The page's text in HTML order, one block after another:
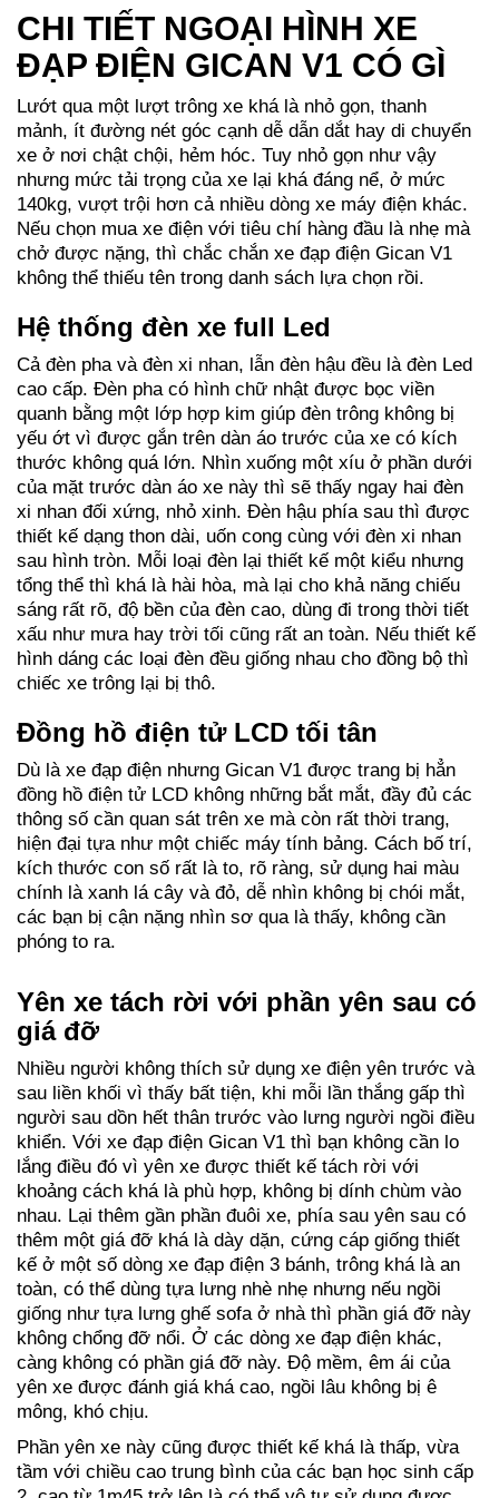
CHI TIẾT NGOẠI HÌNH XE
ĐẠP ĐIỆN GICAN V1 CÓ GÌ
Lướt qua một lượt trông xe khá là nhỏ gọn, thanh
mảnh, ít đường nét góc cạnh dễ dẫn dắt hay di chuyển
xe ở nơi chật chội, hẻm hóc. Tuy nhỏ gọn như vậy
nhưng mức tải trọng của xe lại khá đáng nể, ở mức
140kg, vượt trội hơn cả nhiều dòng xe máy điện khác.
Nếu chọn mua xe điện với tiêu chí hàng đầu là nhẹ mà
chở được nặng, thì chắc chắn xe đạp điện Gican V1
không thể thiếu tên trong danh sách lựa chọn rồi.
Hệ thống đèn xe full Led
Cả đèn pha và đèn xi nhan, lẫn đèn hậu đều là đèn Led
cao cấp. Đèn pha có hình chữ nhật được bọc viền
quanh bằng một lớp hợp kim giúp đèn trông không bị
yếu ớt vì được gắn trên dàn áo trước của xe có kích
thước không quá lớn. Nhìn xuống một xíu ở phần dưới
của mặt trước dàn áo xe này thì sẽ thấy ngay hai đèn
xi nhan đối xứng, nhỏ xinh. Đèn hậu phía sau thì được
thiết kế dạng thon dài, uốn cong cùng với đèn xi nhan
sau hình tròn. Mỗi loại đèn lại thiết kế một kiểu nhưng
tổng thể thì khá là hài hòa, mà lại cho khả năng chiếu
sáng rất rõ, độ bền của đèn cao, dùng đi trong thời tiết
xấu như mưa hay trời tối cũng rất an toàn. Nếu thiết kế
hình dáng các loại đèn đều giống nhau cho đồng bộ thì
chiếc xe trông lại bị thô.
Đồng hồ điện tử LCD tối tân
Dù là xe đạp điện nhưng Gican V1 được trang bị hẳn
đồng hồ điện tử LCD không những bắt mắt, đầy đủ các
thông số cần quan sát trên xe mà còn rất thời trang,
hiện đại tựa như một chiếc máy tính bảng. Cách bố trí,
kích thước con số rất là to, rõ ràng, sử dụng hai màu
chính là xanh lá cây và đỏ, dễ nhìn không bị chói mắt,
các bạn bị cận nặng nhìn sơ qua là thấy, không cần
phóng to ra.
Yên xe tách rời với phần yên sau có
giá đỡ
Nhiều người không thích sử dụng xe điện yên trước và
sau liền khối vì thấy bất tiện, khi mỗi lần thắng gấp thì
người sau dồn hết thân trước vào lưng người ngồi điều
khiển. Với xe đạp điện Gican V1 thì bạn không cần lo
lắng điều đó vì yên xe được thiết kế tách rời với
khoảng cách khá là phù hợp, không bị dính chùm vào
nhau. Lại thêm gần phần đuôi xe, phía sau yên sau có
thêm một giá đỡ khá là dày dặn, cứng cáp giống thiết
kế ở một số dòng xe đạp điện 3 bánh, trông khá là an
toàn, có thể dùng tựa lưng nhè nhẹ nhưng nếu ngồi
giống như tựa lưng ghế sofa ở nhà thì phần giá đỡ này
không chổng đỡ nổi. Ở các dòng xe đạp điện khác,
càng không có phần giá đỡ này. Độ mềm, êm ái của
yên xe được đánh giá khá cao, ngồi lâu không bị ê
mông, khó chịu.
Phần yên xe này cũng được thiết kế khá là thấp, vừa
tầm với chiều cao trung bình của các bạn học sinh cấp